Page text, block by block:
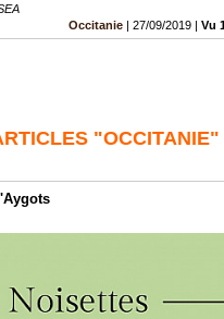
Occitanie | 27/09/2019 | Vu